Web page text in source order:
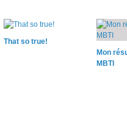
That so true!
Mon
MBTI